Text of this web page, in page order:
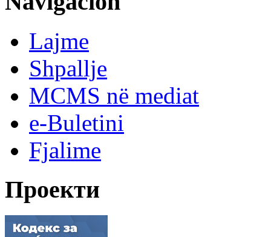
Lajme
Shpallje
MCMS në mediat
e-Buletini
Fjalime
Проекти